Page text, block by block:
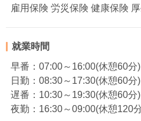
雇用保険 労災保険 健康保険
就業時間
早番：07:00～16:00(休憩60分)
日勤：08:30～17:30(休憩60分)
遅番：10:30～19:30(休憩60分)
夜勤：16:30～09:00(休憩120